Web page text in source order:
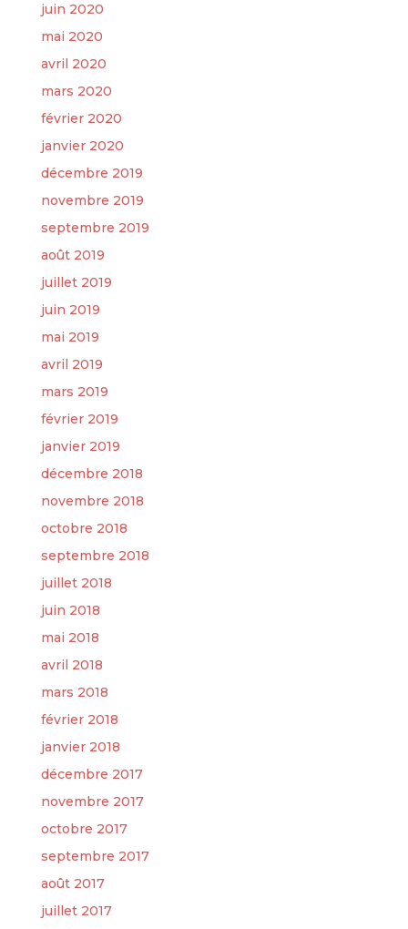
juin 2020
mai 2020
avril 2020
mars 2020
février 2020
janvier 2020
décembre 2019
novembre 2019
septembre 2019
août 2019
juillet 2019
juin 2019
mai 2019
avril 2019
mars 2019
février 2019
janvier 2019
décembre 2018
novembre 2018
octobre 2018
septembre 2018
juillet 2018
juin 2018
mai 2018
avril 2018
mars 2018
février 2018
janvier 2018
décembre 2017
novembre 2017
octobre 2017
septembre 2017
août 2017
juillet 2017